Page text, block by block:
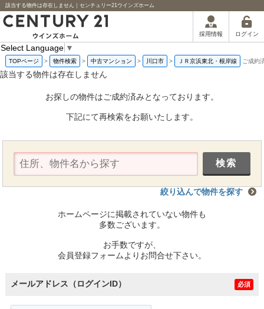
該当する物件は存在しません｜センチュリー21ウインズホーム
採用情報 ログイン
Select Language ▼
TOPページ > 物件検索 > 中古マンション > 川口市 > ＪＲ京浜東北・根岸線 ご成約
該当する物件は存在しません
お探しの物件はご成約済みとなっております。
下記にて再検索をお願いたします。
絞り込んで物件を探す
ホームページに掲載されていない物件も
多数ございます。
お手数ですが、
会員登録フォームよりお問合せ下さい。
メールアドレス（ログインID） 必須